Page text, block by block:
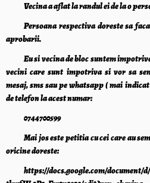
Vecina a aflat la randul ei de la o
Persoana respectiva doreste sa
aprobarii.
Eu si vecina de bloc suntem
vecini care sunt impotriva si vor sa
mesaj, sms sau pe whatsapp ( mai
de telefon la acest numar:
0744700599
Mai jos este petitia cu cei care au
oricine doreste:
https://docs.google.com/document/